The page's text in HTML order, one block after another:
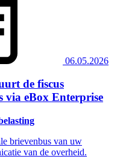
06.05.2026
de fiscus
via eBox Enterprise
brievenbus van uw
van de overheid.